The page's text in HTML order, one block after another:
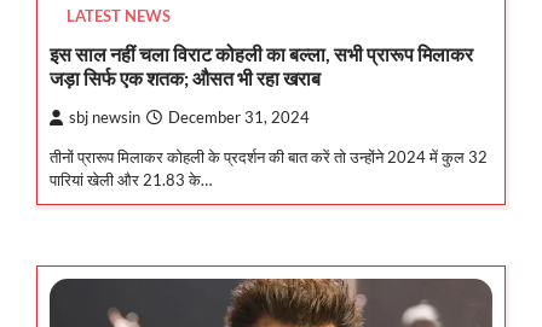
LATEST NEWS
इस साल नहीं चला विराट कोहली का बल्ला, सभी प्रारूप मिलाकर
जड़ा सिर्फ एक शतक; औसत भी रहा खराब
sbj newsin December 31, 2024
तीनों प्रारूप मिलाकर कोहली के प्रदर्शन की बात करें तो उन्होंने 2024 में कुल 32
पारियां खेली और 21.83 के…